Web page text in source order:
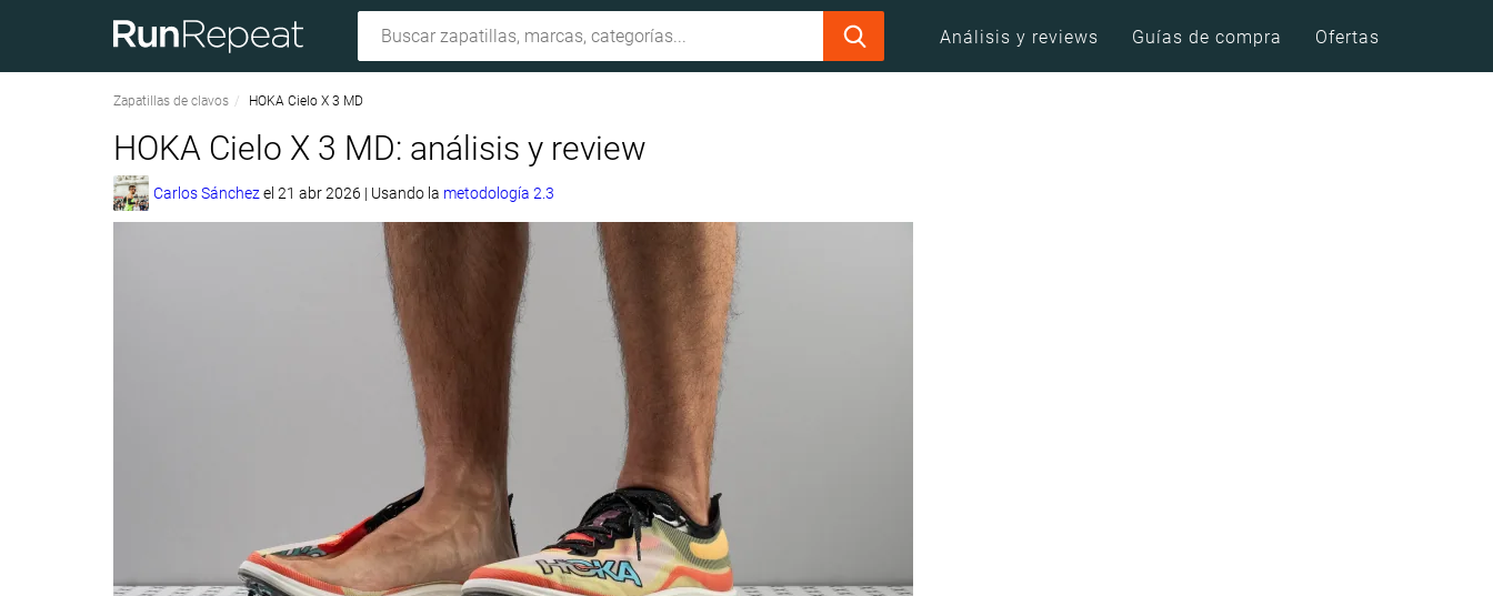
Análisis y reviews Guías de compra Ofertas
Zapatillas de clavos HOKA Cielo X 3 MD
HOKA Cielo X 3 MD: análisis y review
Carlos Sánchezel 21 abr 2026 | Usando la metodología 2.3